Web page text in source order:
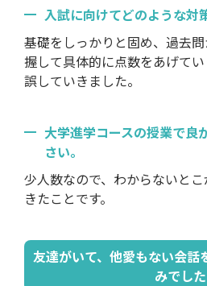
入試に向けてどのような対
基礎をしっかりと固め、過去
握して具体的に点数をあげて
誤していきました。
大学進学コースの授業で良
さい。
少人数なので、わからないと
きたことです。
友達がいて、他愛もない会話
みでした